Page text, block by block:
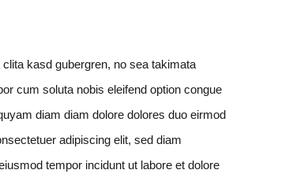
kasd gubergren, no sea takimata
cum soluta nobis eleifend option congue
diam diam dolore dolores duo eirmod
adipiscing elit, sed diam
tempor incidunt ut labore et dolore